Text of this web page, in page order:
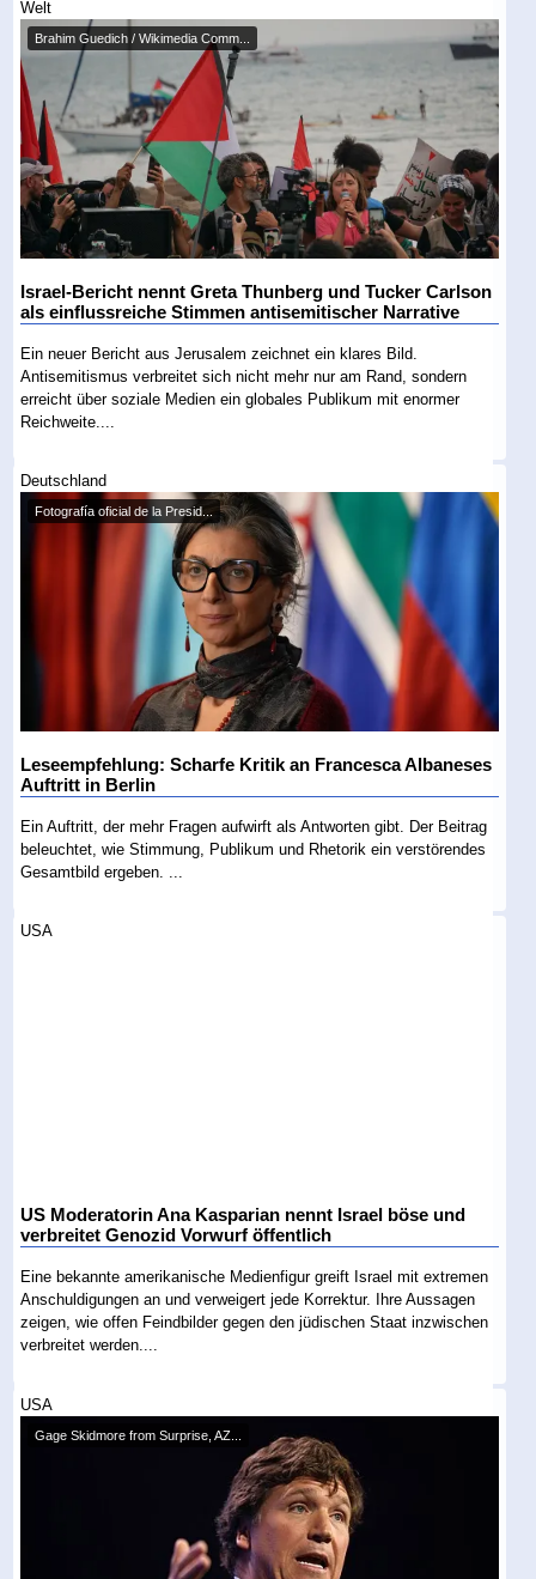
Welt
Brahim Guedich / Wikimedia Comm...
Israel-Bericht nennt Greta Thunberg und Tucker Carlson
als einflussreiche Stimmen antisemitischer Narrative
Ein neuer Bericht aus Jerusalem zeichnet ein klares Bild.
Antisemitismus verbreitet sich nicht mehr nur am Rand, sondern
erreicht über soziale Medien ein globales Publikum mit enormer
Reichweite....
Deutschland
Fotografía oficial de la Presid...
Leseempfehlung: Scharfe Kritik an Francesca Albaneses
Auftritt in Berlin
Ein Auftritt, der mehr Fragen aufwirft als Antworten gibt. Der Beitrag
beleuchtet, wie Stimmung, Publikum und Rhetorik ein verstörendes
Gesamtbild ergeben. ...
USA
US Moderatorin Ana Kasparian nennt Israel böse und
verbreitet Genozid Vorwurf öffentlich
Eine bekannte amerikanische Medienfigur greift Israel mit extremen
Anschuldigungen an und verweigert jede Korrektur. Ihre Aussagen
zeigen, wie offen Feindbilder gegen den jüdischen Staat inzwischen
verbreitet werden....
USA
Gage Skidmore from Surprise, AZ...